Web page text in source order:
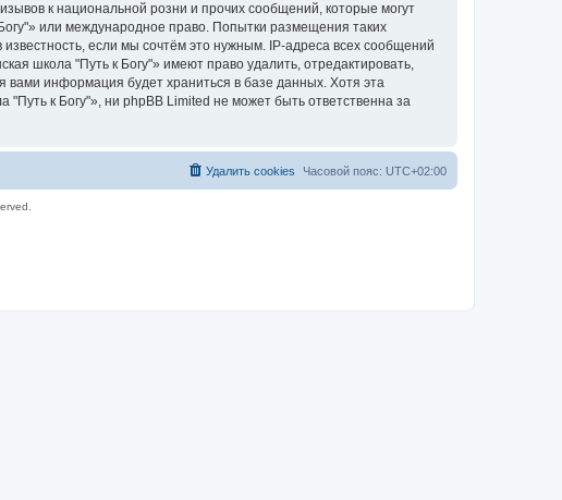
к национальной розни и прочих сообщений, которые могут
или международное право. Попытки размещения таких
если мы сочтём это нужным. IP-адреса всех сообщений
школа "Путь к Богу"» имеют право удалить, отредактировать,
вами информация будет храниться в базе данных. Хотя эта
к Богу"», ни phpBB Limited не может быть ответственна за
Часовой пояс: UTC+02:00
Удалить cookies